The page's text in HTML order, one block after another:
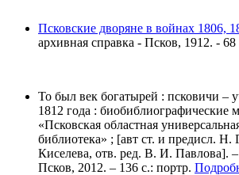
Псковские дворяне в войнах 1806,
архивная справка - Псков, 1912. - 68
То был век богатырей : псковичи –
1812 года : биобиблиографические
«Псковская областная
библиотека» ; [авт ст. и предисл. Н.
Киселева, отв. ред. В. И. Павлова].
Псков, 2012. – 136 с.: портр.